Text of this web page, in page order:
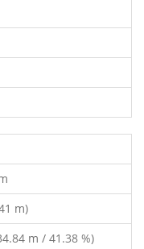
m)
m / 41.38 %)